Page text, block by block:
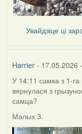
Увайдзіце ці
Harrier- 17.05.2026
У 14:11 самка з 1-га
вярнулася з
самца?
Малых 3.